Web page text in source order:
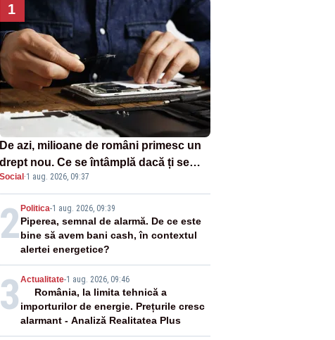
1
De azi, milioane de români primesc un
drept nou. Ce se întâmplă dacă ți se
strică un produs
Social ·1 aug. 2026, 09:37
2 Politica-1 aug. 2026, 09:39
Piperea, semnal de alarmă. De ce este
bine să avem bani cash, în contextul
alertei energetice?
3 Actualitate-1 aug. 2026, 09:46
România, la limita tehnică a
importurilor de energie. Prețurile cresc
alarmant - Analiză Realitatea Plus